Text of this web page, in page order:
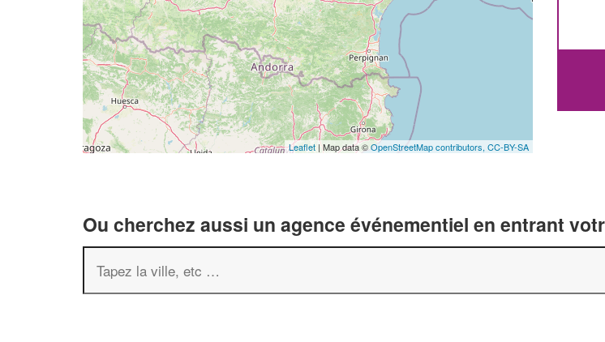
Leaflet | Map data ©OpenStreetMap contributors, CC-BY-SA
Ou cherchez aussi un agence événementiel en entrant